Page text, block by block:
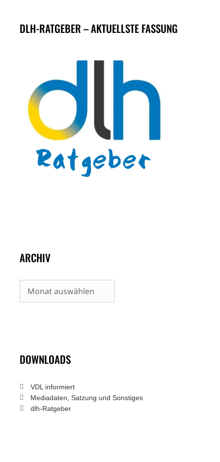
DLH-RATGEBER – AKTUELLSTE FASSUNG
ARCHIV
Archiv
DOWNLOADS
VDL informiert
Mediadaten, Satzung und Sonstiges
dlh-Ratgeber